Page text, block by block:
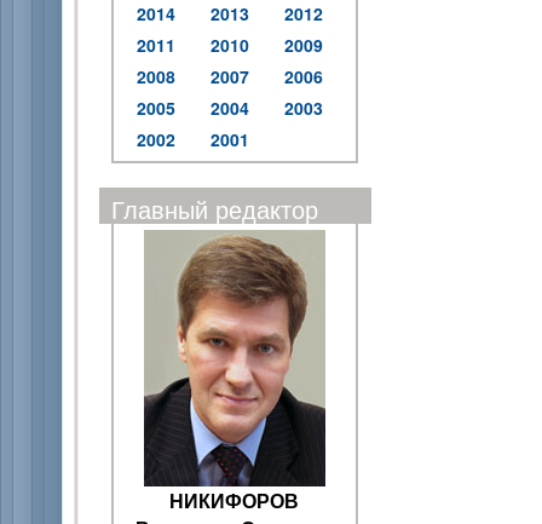
2014
2013
2012
2011
2010
2009
2008
2007
2006
2005
2004
2003
2002
2001
Главный редактор
НИКИФОРОВ